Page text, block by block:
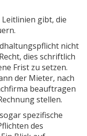
Leitlinien gibt, die
nicht
dies schriftlich
Frist zu setzen.
der Mieter, nach
beauftragen
stellen.
spezifische
des